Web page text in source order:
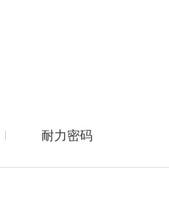
耐力密码